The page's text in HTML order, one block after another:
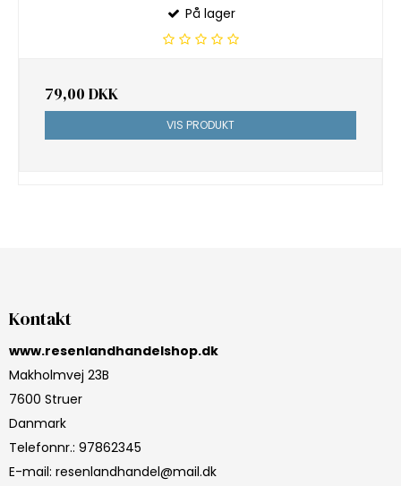
På lager
79,00 DKK
VIS PRODUKT
Kontakt
www.resenlandhandelshop.dk
Makholmvej 23B
7600 Struer
Danmark
Telefonnr.: 97862345
E-mail: resenlandhandel@mail.dk